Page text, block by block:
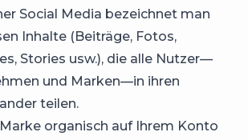
Social Media bezeichnet man
Inhalte (Beiträge, Fotos,
Stories usw.), die alle Nutzer—
und Marken—in ihren
teilen.
organisch auf Ihrem Konto